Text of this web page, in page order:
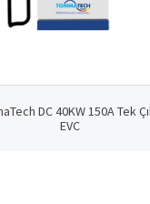
DC 40KW 150A Tek
EVC